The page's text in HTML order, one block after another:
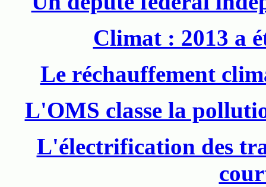
Climat : 2013 a
Le réchauffement
L'OMS classe la
L'électrification des